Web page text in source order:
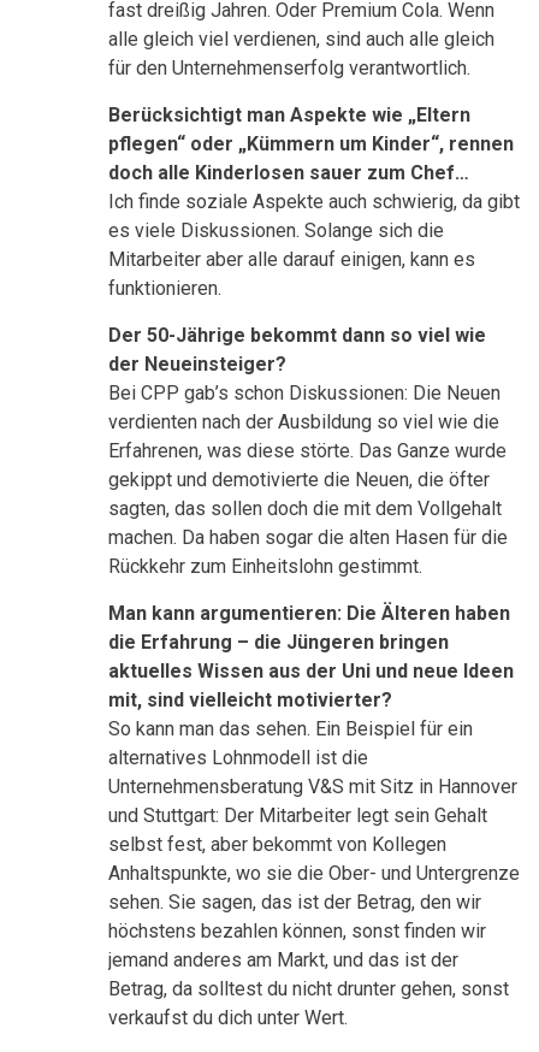
fast dreißig Jahren. Oder Premium Cola. Wenn
alle gleich viel verdienen, sind auch alle gleich
für den Unternehmenserfolg verantwortlich.
Berücksichtigt man Aspekte wie „Eltern
pflegen“ oder „Kümmern um Kinder“, rennen
doch alle Kinderlosen sauer zum Chef…
Ich finde soziale Aspekte auch schwierig, da gibt
es viele Diskussionen. Solange sich die
Mitarbeiter aber alle darauf einigen, kann es
funktionieren.
Der 50-Jährige bekommt dann so viel wie
der Neueinsteiger?
Bei CPP gab’s schon Diskussionen: Die Neuen
verdienten nach der Ausbildung so viel wie die
Erfahrenen, was diese störte. Das Ganze wurde
gekippt und demotivierte die Neuen, die öfter
sagten, das sollen doch die mit dem Vollgehalt
machen. Da haben sogar die alten Hasen für die
Rückkehr zum Einheitslohn gestimmt.
Man kann argumentieren: Die Älteren haben
die Erfahrung – die Jüngeren bringen
aktuelles Wissen aus der Uni und neue Ideen
mit, sind vielleicht motivierter?
So kann man das sehen. Ein Beispiel für ein
alternatives Lohnmodell ist die
Unternehmensberatung V&S mit Sitz in Hannover
und Stuttgart: Der Mitarbeiter legt sein Gehalt
selbst fest, aber bekommt von Kollegen
Anhaltspunkte, wo sie die Ober- und Untergrenze
sehen. Sie sagen, das ist der Betrag, den wir
höchstens bezahlen können, sonst finden wir
jemand anderes am Markt, und das ist der
Betrag, da solltest du nicht drunter gehen, sonst
verkaufst du dich unter Wert.